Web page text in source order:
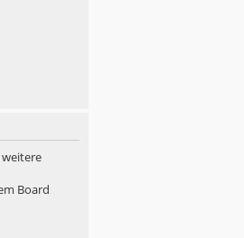
Board